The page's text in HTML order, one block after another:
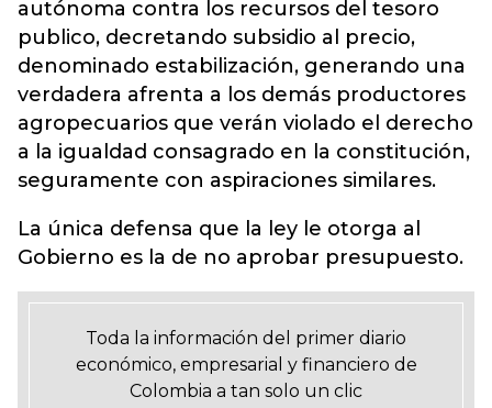
autónoma contra los recursos del tesoro
publico, decretando subsidio al precio,
denominado estabilización, generando una
verdadera afrenta a los demás productores
agropecuarios que verán violado el derecho
a la igualdad consagrado en la constitución,
seguramente con aspiraciones similares.
La única defensa que la ley le otorga al
Gobierno es la de no aprobar presupuesto.
Toda la información del primer diario
económico, empresarial y financiero de
Colombia a tan solo un clic